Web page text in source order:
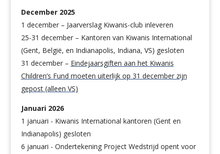
December 2025
1 december – Jaarverslag Kiwanis-club inleveren
25-31 december– Kantoren van Kiwanis International
(Gent, België, en Indianapolis, Indiana, VS) gesloten
31 december – Eindejaarsgiften aan het Kiwanis
Children’s Fund moeten uiterlijk op 31 december zijn
gepost (alleen VS)
Januari 2026
1 januari - Kiwanis International kantoren (Gent en
Indianapolis) gesloten
6 januari - Ondertekening Project Wedstrijd opent voor